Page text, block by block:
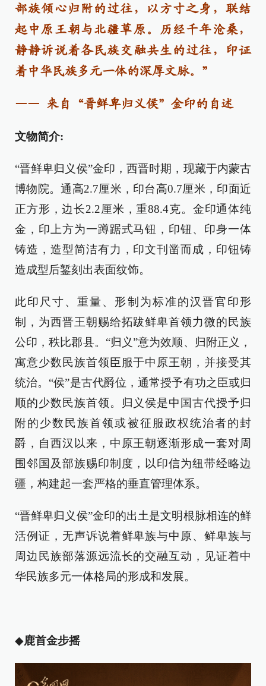
部族倾心归附的过往，以方寸之身，联结
起中原王朝与北疆草原。历经千年沧桑，
静静诉说着各民族交融共生的过往，印证
着中华民族多元一体的深厚文脉。”
—— 来自“晋鲜卑归义侯”金印的自述
文物简介:
“晋鲜卑归义侯”金印，西晋时期，现藏于内蒙古
博物院。通高2.7厘米，印台高0.7厘米，印面近
正方形，边长2.2厘米，重88.4克。金印通体纯
金，印上方为一蹲踞式马钮，印钮、印身一体
铸造，造型简洁有力，印文刊凿而成，印钮铸
造成型后錾刻出表面纹饰。
此印尺寸、重量、形制为标准的汉晋官印形
制，为西晋王朝赐给拓跋鲜卑首领力微的民族
公印，秩比郡县。“归义”意为效顺、归附正义，
寓意少数民族首领臣服于中原王朝，并接受其
统治。“侯”是古代爵位，通常授予有功之臣或归
顺的少数民族首领。归义侯是中国古代授予归
附的少数民族首领或被征服政权统治者的封
爵，自西汉以来，中原王朝逐渐形成一套对周
围邻国及部族赐印制度，以印信为纽带经略边
疆，构建起一套严格的垂直管理体系。
“晋鲜卑归义侯”金印的出土是文明根脉相连的鲜
活例证，无声诉说着鲜卑族与中原、鲜卑族与
周边民族部落源远流长的交融互动，见证着中
华民族多元一体格局的形成和发展。
◆鹿首金步摇